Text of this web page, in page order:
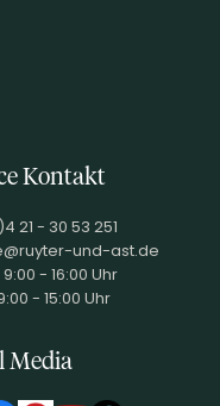
Kontakt
21 - 30 53 251
und-ast.de
- 16:00 Uhr
- 15:00 Uhr
Media